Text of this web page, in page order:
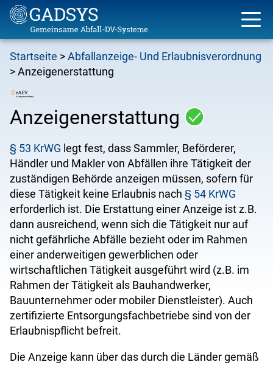
Direkt
zum
Inhalt
Pfadnavigation
Startseite
Abfallanzeige- Und Erlaubnisverordnung
Anzeigenerstattung
Anzeigenerstattung
§ 53 KrWG legt fest, dass Sammler, Beförderer,
Händler und Makler von Abfällen ihre Tätigkeit der
zuständigen Behörde anzeigen müssen, sofern für
diese Tätigkeit keine Erlaubnis nach § 54 KrWG
erforderlich ist. Die Erstattung einer Anzeige ist z.B.
dann ausreichend, wenn sich die Tätigkeit nur auf
nicht gefährliche Abfälle bezieht oder im Rahmen
einer anderweitigen gewerblichen oder
wirtschaftlichen Tätigkeit ausgeführt wird (z.B. im
Rahmen der Tätigkeit als Bauhandwerker,
Bauunternehmer oder mobiler Dienstleister). Auch
zertifizierte Entsorgungsfachbetriebe sind von der
Erlaubnispflicht befreit.
Die Anzeige kann über das durch die Länder gemäß